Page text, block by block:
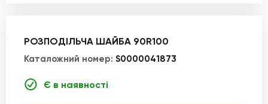
РОЗПОДІЛЬЧА ШАЙБА 90R100
Каталожний номер: S0000041873
Є в наявності